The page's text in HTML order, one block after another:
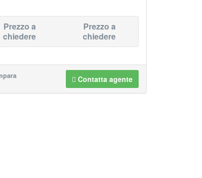
Prezzo a
chiedere
Prezzo a
chiedere
Contatta agente